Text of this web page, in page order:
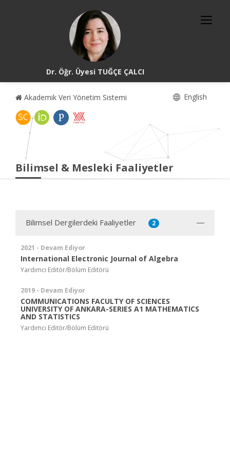
Dr. Öğr. Üyesi TUĞÇE ÇALCI
Akademik Veri Yönetim Sistemi English
Bilimsel & Mesleki Faaliyetler
Bilimsel Dergilerdeki Faaliyetler 2
2021 - Devam Ediyor
International Electronic Journal of Algebra
Yardımcı Editör/Bölüm Editörü
2019 - Devam Ediyor
COMMUNICATIONS FACULTY OF SCIENCES
UNIVERSITY OF ANKARA-SERIES A1 MATHEMATICS
AND STATISTICS
Yardımcı Editör/Bölüm Editörü